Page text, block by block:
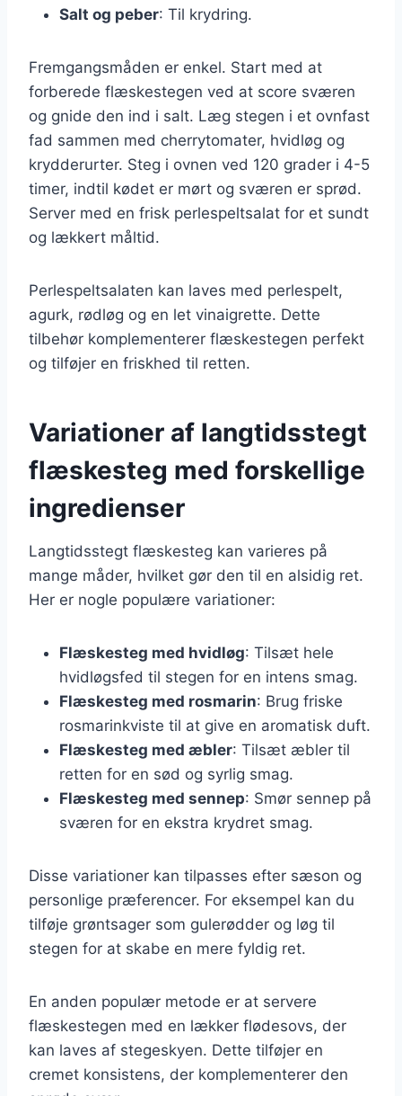
Salt og peber: Til krydring.
Fremgangsmåden er enkel. Start med at
forberede flæskestegen ved at score sværen
og gnide den ind i salt. Læg stegen i et ovnfast
fad sammen med cherrytomater, hvidløg og
krydderurter. Steg i ovnen ved 120 grader i 4-5
timer, indtil kødet er mørt og sværen er sprød.
Server med en frisk perlespeltsalat for et sundt
og lækkert måltid.
Perlespeltsalaten kan laves med perlespelt,
agurk, rødløg og en let vinaigrette. Dette
tilbehør komplementerer flæskestegen perfekt
og tilføjer en friskhed til retten.
Variationer af langtidsstegt
flæskesteg med forskellige
ingredienser
Langtidsstegt flæskesteg kan varieres på
mange måder, hvilket gør den til en alsidig ret.
Her er nogle populære variationer:
Flæskesteg med hvidløg: Tilsæt hele
hvidløgsfed til stegen for en intens smag.
Flæskesteg med rosmarin: Brug friske
rosmarinkviste til at give en aromatisk duft.
Flæskesteg med æbler: Tilsæt æbler til
retten for en sød og syrlig smag.
Flæskesteg med sennep: Smør sennep på
sværen for en ekstra krydret smag.
Disse variationer kan tilpasses efter sæson og
personlige præferencer. For eksempel kan du
tilføje grøntsager som gulerødder og løg til
stegen for at skabe en mere fyldig ret.
En anden populær metode er at servere
flæskestegen med en lækker flødesovs, der
kan laves af stegeskyen. Dette tilføjer en
cremet konsistens, der komplementerer den